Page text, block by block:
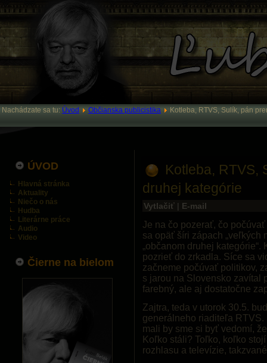
Nachádzate sa tu: Úvod Občianska publicistika Kotleba, RTVS, Sulík, pán
ÚVOD
Hlavná stránka
Aktuality
Niečo o nás
Hudba
Literárne práce
Audio
Video
Čierne na bielom
Kotleba, RTVS,
druhej kategórie
Vytlačiť | E-mail
Je na čo pozerať, čo
sa opäť šíri zápach „veľkých
„občanom druhej
pozrieť do zrkadla. Síce sa
začneme počúvať politikov,
s jarou na Slovensko zavítal
farebný, ale aj dostatočne
Zajtra, teda v utorok 30.5.
generálneho riaditeľa
mali by sme si byť vedomí,
Koľko stáli? Toľko, koľko
rozhlasu a televízie,